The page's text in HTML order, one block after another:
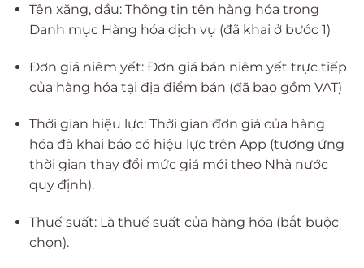
Tên xăng, dầu: Thông tin tên hàng hóa trong
Danh mục Hàng hóa dịch vụ (đã khai ở bước 1)
Đơn giá niêm yết: Đơn giá bán niêm yết trực tiếp
của hàng hóa tại địa điểm bán (đã bao gồm VAT)
Thời gian hiệu lực: Thời gian đơn giá của hàng
hóa đã khai báo có hiệu lực trên App (tương ứng
thời gian thay đổi mức giá mới theo Nhà nước
quy định).
Thuế suất: Là thuế suất của hàng hóa (bắt buộc
chọn).